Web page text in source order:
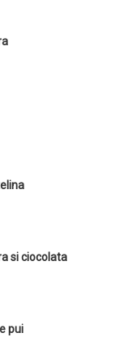
si ciocolata
pui